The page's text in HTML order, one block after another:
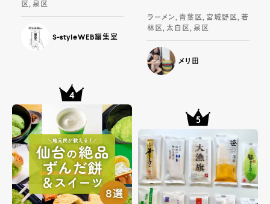
区, 泉区
S-styleWEB編集室
ラーメン, 青葉区, 宮城野区, 若
林区, 太白区, 泉区
メリ田